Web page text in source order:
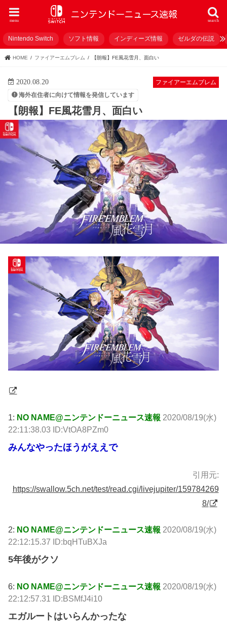
search
menu
Nintendo Switch ソフト情報 インディーズ情報 ゼルダの伝説
HOME ファイアーエムブレム 【朗報】FE風花雪月、面白い
ファイアーエムブレム
2020.08.20
海外在住者に向けて情報を発信しています
【朗報】FE風花雪月、面白い
1: NO NAME@ニンテンドーニュース速報 2020/08/19(水)
22:11:38.03 ID:VtOA8PZm0
みんなやったほうがええで
引用元:
https://swallow.5ch.net/test/read.cgi/livejupiter/159784269
8/
2: NO NAME@ニンテンドーニュース速報 2020/08/19(水)
22:12:15.37 ID:bqHTuBXJa
5年後がクソ
6: NO NAME@ニンテンドーニュース速報 2020/08/19(水)
22:12:57.31 ID:BSMfJ4i10
エガルートはいらんかったな